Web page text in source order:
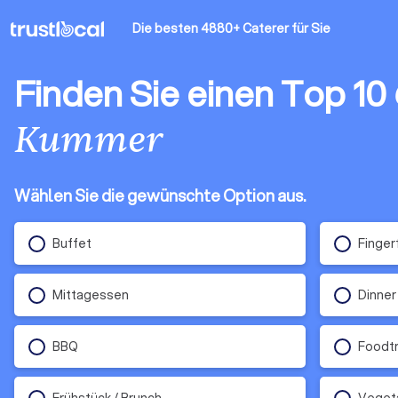
Die besten 4880+ Caterer für Sie
Finden Sie einen Top 10
Kummer
Wählen Sie die gewünschte Option aus.
Buffet
Mittagessen Dinner
BBQ